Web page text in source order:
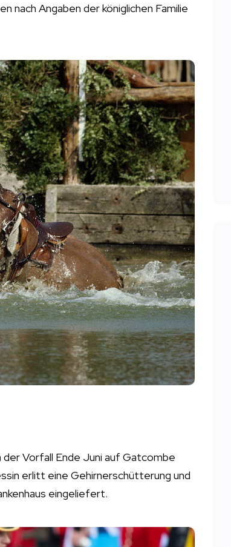
nach Angaben der königlichen Familie
Vorfall Ende Juni auf Gatcombe
erlitt eine Gehirnerschütterung und
eingeliefert.